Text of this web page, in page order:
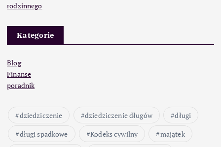
rodzinnego
Kategorie
Blog
Finanse
poradnik
dziedziczenie dziedziczenie długów
długi
długi spadkowe
Kodeks cywilny
majątek